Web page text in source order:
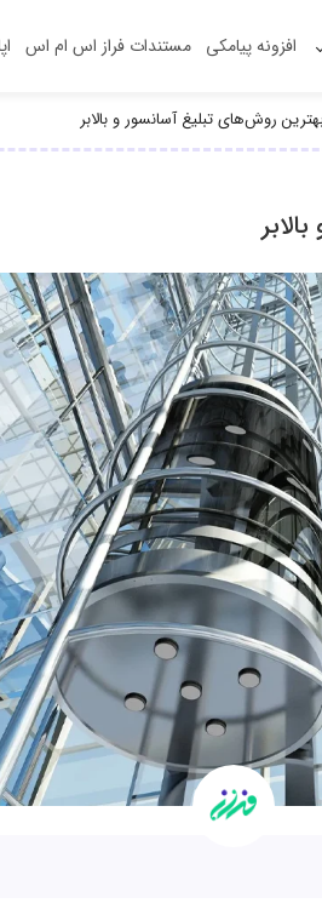
افزونه‌ پیامکی مستندات فراز اس ام اس
روش‌های تبلیغ آسانسور و بالابر